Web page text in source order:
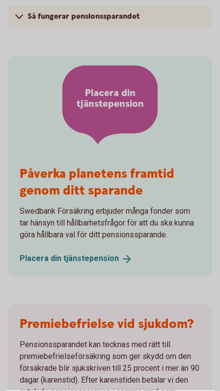
Så fungerar pensionssparandet
Påverka planetens framtid
genom ditt sparande
Swedbank Försäkring erbjuder många fonder som
tar hänsyn till hållbarhetsfrågor för att du ska kunna
göra hållbara val för ditt pensionssparande.
Placera din tjänstepension
Placera din
tjänstepension
Premiebefrielse vid sjukdom?
Pensionssparandet kan tecknas med rätt till
premiebefrielseförsäkring som ger skydd om den
försäkrade blir sjukskriven till 25 procent i mer än 90
dagar (karenstid). Efter karenstiden betalar vi den